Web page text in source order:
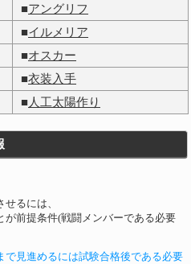
■アングリフ
■イルメリア
■オスカー
■衣装入手
■人工太陽作り
るには、
前提条件(戦闘メンバーである必要
見進めるには試験合格後である必要